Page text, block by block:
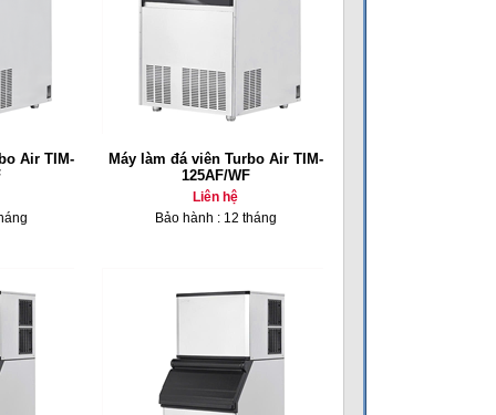
Air TIM-
Máy làm đá viên Turbo Air TIM-
125AF/WF
Liên hệ
Bảo hành : 12 tháng